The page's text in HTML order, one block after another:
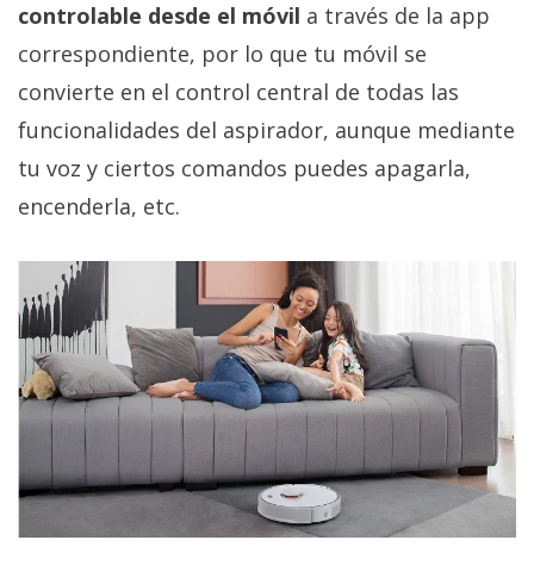
controlable desde el móvil a través de la app
correspondiente, por lo que tu móvil se
convierte en el control central de todas las
funcionalidades del aspirador, aunque mediante
tu voz y ciertos comandos puedes apagarla,
encenderla, etc.